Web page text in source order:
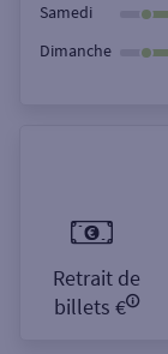
Samedi
Dimanche
Retrait de
billets €